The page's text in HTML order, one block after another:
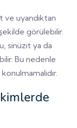
ve uyandıktan
görülebilir.
sinüzit ya da
Bu nedenle